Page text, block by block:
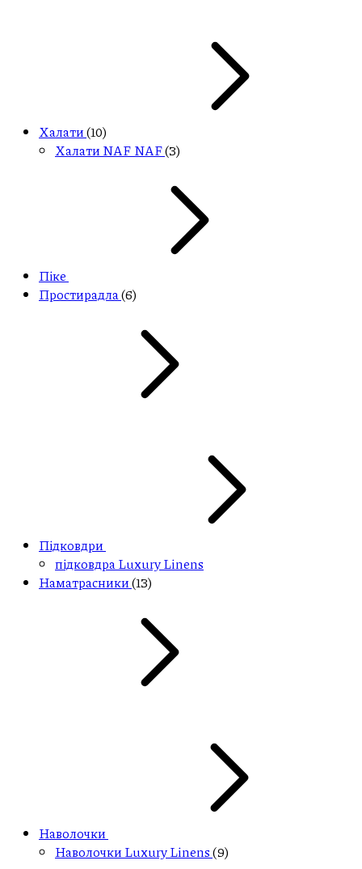
Халати(10)
Халати NAF NAF(3)
Піке
Простирадла (6)
Підковдри
підковдра Luxury Linens
Наматрасники(13)
Наволочки
Наволочки Luxury Linens(9)